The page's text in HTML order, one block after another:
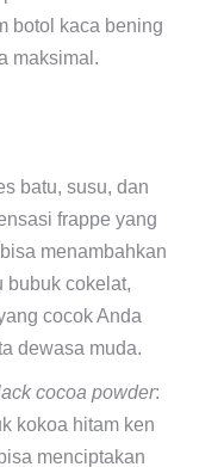
botol kaca bening
maksimal.
batu, susu, dan
frappe yang
menambahkan
bubuk cokelat,
cocok Anda
dewasa muda.
cocoa powder:
kokoa hitam ken
menciptakan